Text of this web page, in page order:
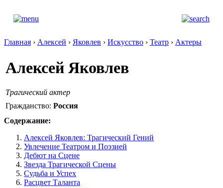
Главная › Алексей › Яковлев › Искусство › Театр › Актеры
Алексей Яковлев
Трагический актер
Гражданство: Россия
Содержание:
Алексей Яковлев: Трагический Гений
Увлечение Театром и Поэзией
Дебют на Сцене
Звезда Трагической Сцены
Судьба и Успех
Расцвет Таланта